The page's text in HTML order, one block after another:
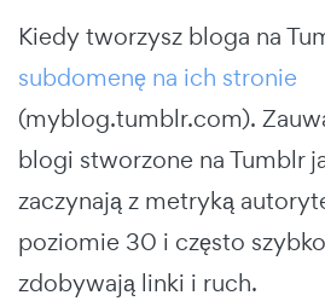
Kiedy tworzysz bloga na
subdomenę na ich stronie
(myblog.tumblr.com).
blogi stworzone na Tumblr
zaczynają z metryką
poziomie 30 i często
zdobywają linki i ruch.